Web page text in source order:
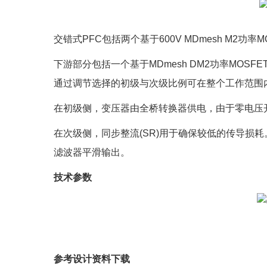
交错式PFC包括两个基于600V MDmesh M2功率
下游部分包括一个基于MDmesh DM2功率
通过调节选择的初级与次级比例可在整个工作范
在初级侧，变压器由全桥转换器供电，由于零电
在次级侧，同步整流(SR)用于确保较低的传导损
滤波器平滑输出。
技术参数
参考设计资料下载